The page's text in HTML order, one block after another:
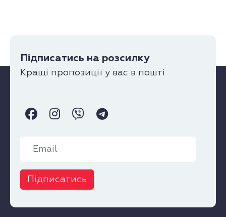
Підписатись на розсилку
Кращі пропозиції у вас в пошті
Підписатись